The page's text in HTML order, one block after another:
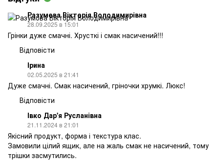
Разумова Вікторія Володимирівна
28.09.2025 в 15:01
Грінки дуже смачні. Хрусткі і смак насичений!!!
Відповісти
Ірина
02.05.2025 в 21:41
Дуже смачні. Смак насичений, гріночки хрумкі. Люкс!
Відповісти
Івко Дар'я Русланівна
21.11.2024 в 21:01
Якісний продукт, форма і текстура клас.
Замовили цілий ящик, але на жаль смак не насичений, тому
трішки засмутились.